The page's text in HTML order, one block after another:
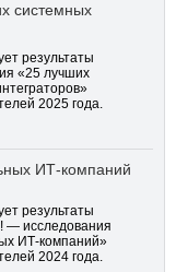
системных
результаты
«25 лучших
2025 года.
ИТ-компаний
результаты
— исследования
ИТ-компаний»
2024 года.